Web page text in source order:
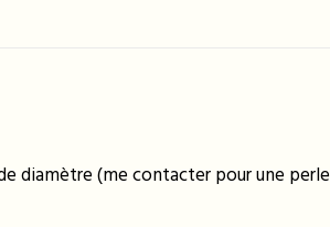
diamètre (me contacter pour une perle